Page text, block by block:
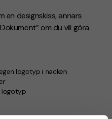
en designskiss, annars
om du vill göra
logotyp i nacken
logotyp